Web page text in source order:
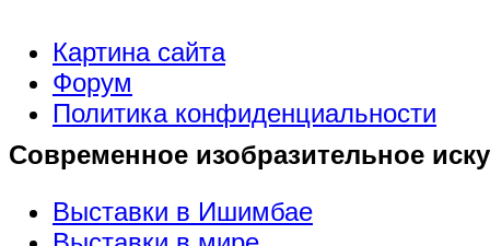
Картина сайта
Форум
Политика конфиденциальности
Современное изобразительное
Выставки в Ишимбае